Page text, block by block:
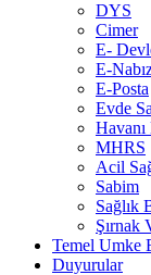
DYS
Cimer
E-
E-
E-Posta
Evde
MHRS
Acil
Sabim
Sağlık
Şırnak
Temel Umke
Duyurular